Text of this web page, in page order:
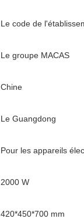
Le code de
Le groupe MACAS
Chine
Le Guangdong
Pour les appareils
2000 W
420*450*700 mm